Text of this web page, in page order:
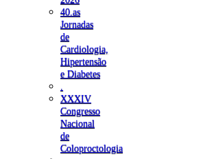
40.as
Jornadas
de
Cardiologia,
Hipertensão
e Diabetes
XXXIV
Congresso
Nacional
de
Coloproctologia